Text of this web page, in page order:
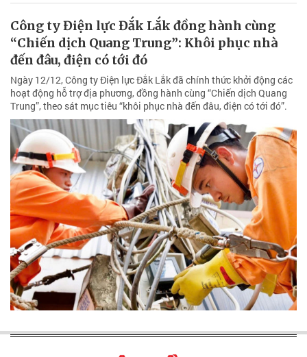
Công ty Điện lực Đắk Lắk đồng hành cùng
“Chiến dịch Quang Trung”: Khôi phục nhà
đến đâu, điện có tới đó
Ngày 12/12, Công ty Điện lực Đắk Lắk đã chính thức khởi động các
hoạt động hỗ trợ địa phương, đồng hành cùng “Chiến dịch Quang
Trung”, theo sát mục tiêu “khôi phục nhà đến đâu, điện có tới đó”.